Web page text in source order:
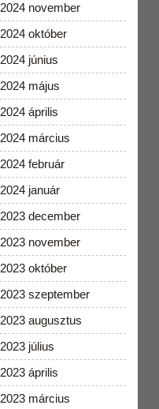
2024 november
2024 október
2024 június
2024 május
2024 április
2024 március
2024 február
2024 január
2023 december
2023 november
2023 október
2023 szeptember
2023 augusztus
2023 július
2023 április
2023 március